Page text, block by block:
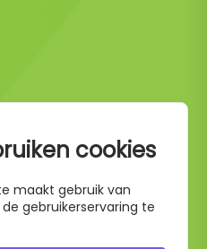
cookies
maakt gebruik van
gebruikerservaring te